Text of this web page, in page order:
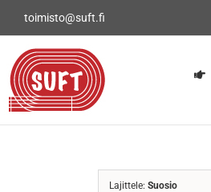
toimisto@suft.fi
Lajittele: Suosio